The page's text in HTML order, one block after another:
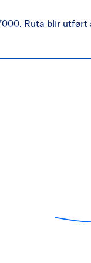
Ruta blir utført